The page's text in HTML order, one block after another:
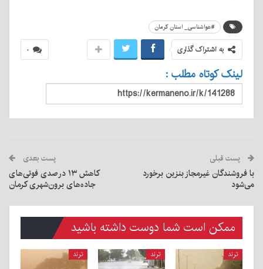
#هواشناسی_ استان کرمان
۰ به اشتراک گذاری
لینک کوتاه مطلب :
پست قبلی
با فروشندگان غیرمجاز بنزین برخورد
می‌شود
پست بعدی
کاهش ۱۳ درصدی فوتی‌های
جاده‌های برون‌شهری کرمان
ممکن است شما دوست داشته باشید
ترند ترند ترند